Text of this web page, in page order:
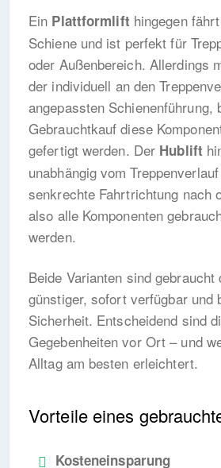
Ein Plattformlift hingegen
Schiene und ist perfekt für
oder Außenbereich. Allerdings
der individuell an den
angepassten Schienenführung,
Gebrauchtkauf diese
gefertigt werden. Der Hublift
unabhängig vom
senkrechte Fahrtrichtung nach
also alle Komponenten
werden.
Beide Varianten sind gebraucht
günstiger, sofort verfügbar und
Sicherheit. Entscheidend sind
Gegebenheiten vor Ort – und
Alltag am besten erleichtert.
Vorteile eines
Kosteneinsparung